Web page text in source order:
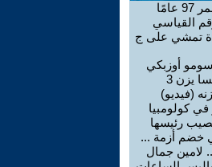
سيدة بعمر 97 عامًا
القياسي
تمشي على ج
أوزبكي
يهزم منافسا يزن 3
(فيديو)
في كولومبيا
رئيسها
خضم أزمة ...
لامين جمال